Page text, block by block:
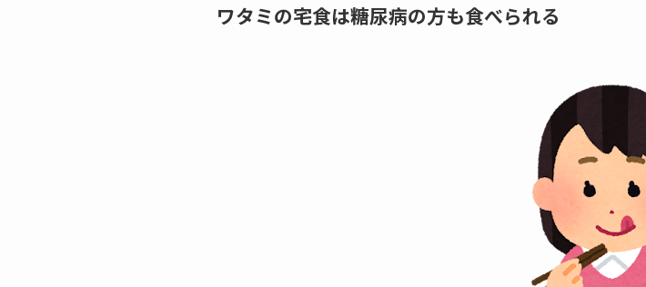
ワタミの宅食は糖尿病の方も食べられる